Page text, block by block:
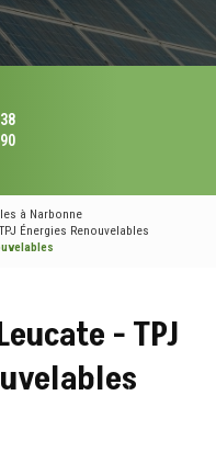
à Narbonne
Énergies Renouvelables
- TPJ